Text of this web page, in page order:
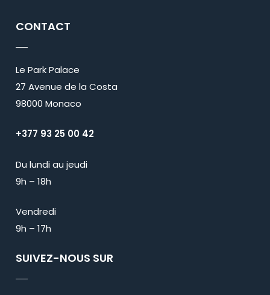
CONTACT
Le Park Palace
27 Avenue de la Costa
98000 Monaco
+377 93 25 00 42
Du lundi au jeudi
9h – 18h
Vendredi
9h – 17h
SUIVEZ-NOUS SUR